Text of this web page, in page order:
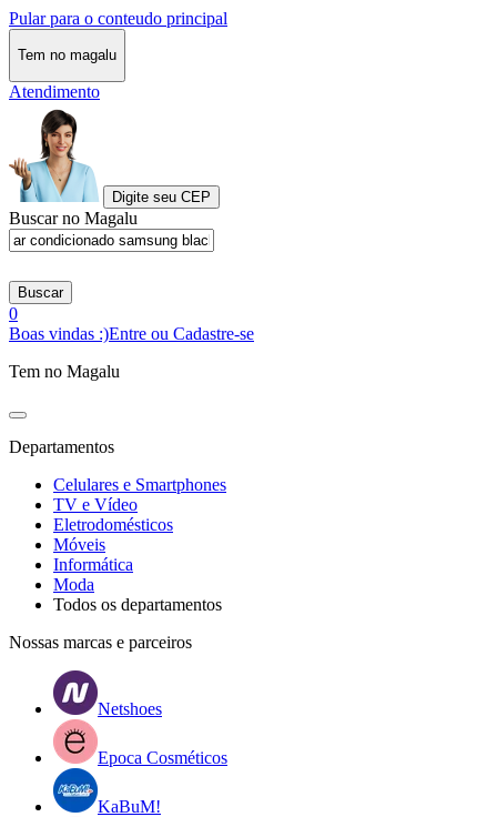
Pular para o conteudo principal
Tem no magalu
Atendimento
Digite seu CEP
Buscar no Magalu
Buscar
0
Boas vindas :)Entre ou Cadastre-se
Tem no Magalu
Departamentos
Celulares e Smartphones
TV e Vídeo
Eletrodomésticos
Móveis
Informática
Moda
Todos os departamentos
Nossas marcas e parceiros
Netshoes
Epoca Cosméticos
KaBuM!